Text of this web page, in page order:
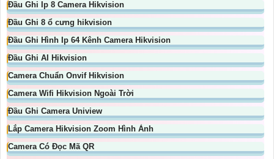
Đầu Ghi Ip 8 Camera Hikvision
Đầu Ghi 8 ổ cưng hikvision
Đầu Ghi Hình Ip 64 Kênh Camera Hikvision
Đầu Ghi AI Hikvision
Camera Chuẩn Onvif Hikvision
Camera Wifi Hikvision Ngoài Trời
Đầu Ghi Camera Uniview
Lắp Camera Hikvision Zoom Hình Ảnh
Camera Có Đọc Mã QR